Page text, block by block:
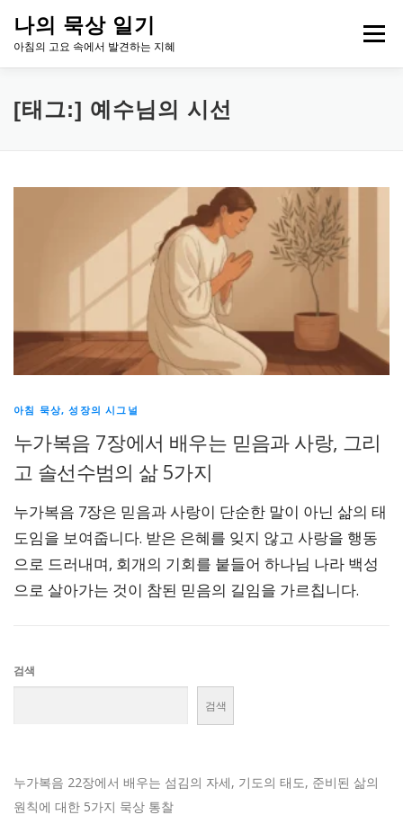
나의 묵상 일기
아침의 고요 속에서 발견하는 지혜
메뉴
HOME 아침 묵상, 성장의 시그널
[태그:] 예수님의 시선
아침 묵상, 성장의 시그널
누가복음 7장에서 배우는 믿음과 사랑, 그리
고 솔선수범의 삶 5가지
누가복음 7장은 믿음과 사랑이 단순한 말이 아닌 삶의 태
도임을 보여줍니다. 받은 은혜를 잊지 않고 사랑을 행동
으로 드러내며, 회개의 기회를 붙들어 하나님 나라 백성
으로 살아가는 것이 참된 믿음의 길임을 가르칩니다.
검색
검색
누가복음 22장에서 배우는 섬김의 자세, 기도의 태도, 준비된 삶의
원칙에 대한 5가지 묵상 통찰